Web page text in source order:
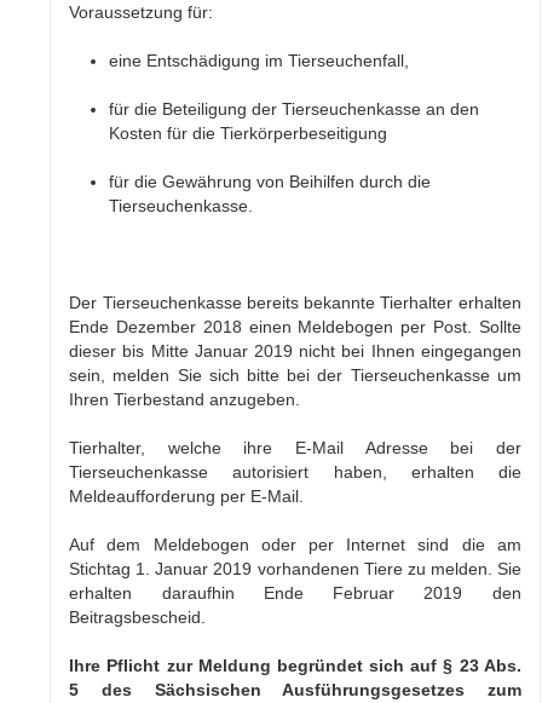
Voraussetzung für:
eine Entschädigung im Tierseuchenfall,
für die Beteiligung der Tierseuchenkasse an den
Kosten für die Tierkörperbeseitigung
für die Gewährung von Beihilfen durch die
Tierseuchenkasse.
Der Tierseuchenkasse bereits bekannte Tierhalter erhalten
Ende Dezember 2018 einen Meldebogen per Post. Sollte
dieser bis Mitte Januar 2019 nicht bei Ihnen eingegangen
sein, melden Sie sich bitte bei der Tierseuchenkasse um
Ihren Tierbestand anzugeben.
Tierhalter, welche ihre E-Mail Adresse bei der
Tierseuchenkasse autorisiert haben, erhalten die
Meldeaufforderung per E-Mail.
Auf dem Meldebogen oder per Internet sind die am
Stichtag 1. Januar 2019 vorhandenen Tiere zu melden. Sie
erhalten daraufhin Ende Februar 2019 den
Beitragsbescheid.
Ihre Pflicht zur Meldung begründet sich auf § 23 Abs.
5 des Sächsischen Ausführungsgesetzes zum